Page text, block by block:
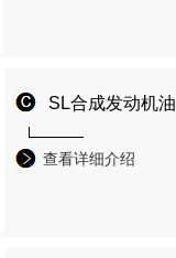
SL合成发动机油
查看详细介绍